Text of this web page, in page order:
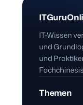
IT-Wissen
und
und
Themen